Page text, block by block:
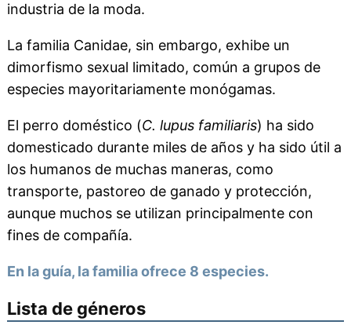
industria de la moda.
La familia Canidae, sin embargo, exhibe un
dimorfismo sexual limitado, común a grupos de
especies mayoritariamente monógamas.
El perro doméstico (C. lupus familiaris) ha sido
domesticado durante miles de años y ha sido útil a
los humanos de muchas maneras, como
transporte, pastoreo de ganado y protección,
aunque muchos se utilizan principalmente con
fines de compañía.
En la guía, la familia ofrece 8 especies.
Lista de géneros